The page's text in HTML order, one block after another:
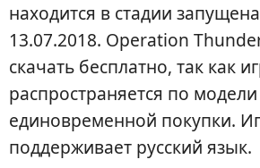
находится в стадии
13.07.2018. Operation
скачать бесплатно, так как
распространяется по модели
единовременной покупки.
поддерживает русский язык.